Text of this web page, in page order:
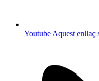
YoutubeAquest enllaç